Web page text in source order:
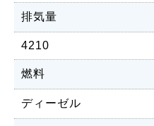
排気量
4210
燃料
ディーゼル